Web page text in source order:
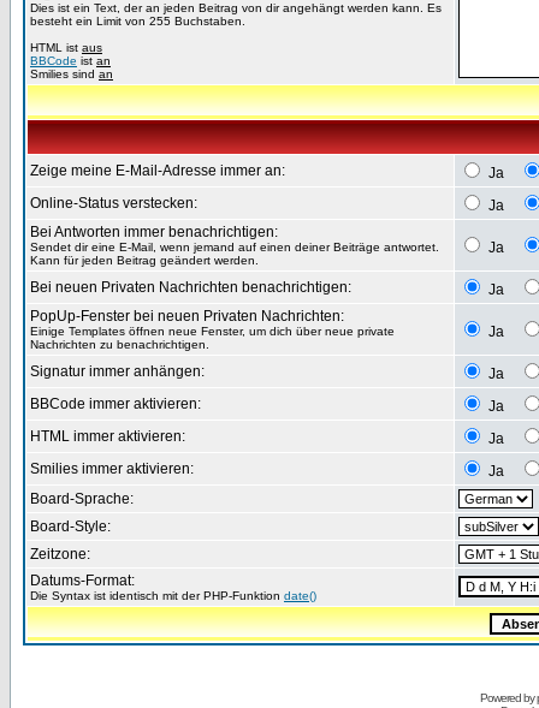
Dies ist ein Text, der an jeden Beitrag von dir angehängt werden kann. Es
besteht ein Limit von 255 Buchstaben.
HTML ist aus
BBCode ist an
Smilies sind an
Zeige meine E-Mail-Adresse immer an:
Ja
Online-Status verstecken:
Ja
Bei Antworten immer benachrichtigen:
Sendet dir eine E-Mail, wenn jemand auf einen deiner Beiträge antwortet.
Kann für jeden Beitrag geändert werden.
Ja
Bei neuen Privaten Nachrichten benachrichtigen:
Ja
PopUp-Fenster bei neuen Privaten Nachrichten:
Einige Templates öffnen neue Fenster, um dich über neue private
Nachrichten zu benachrichtigen.
Ja
Signatur immer anhängen:
Ja
BBCode immer aktivieren:
Ja
HTML immer aktivieren:
Ja
Smilies immer aktivieren:
Ja
Board-Sprache:
Board-Style:
Zeitzone:
Datums-Format:
Die Syntax ist identisch mit der PHP-Funktion date()
Powered by